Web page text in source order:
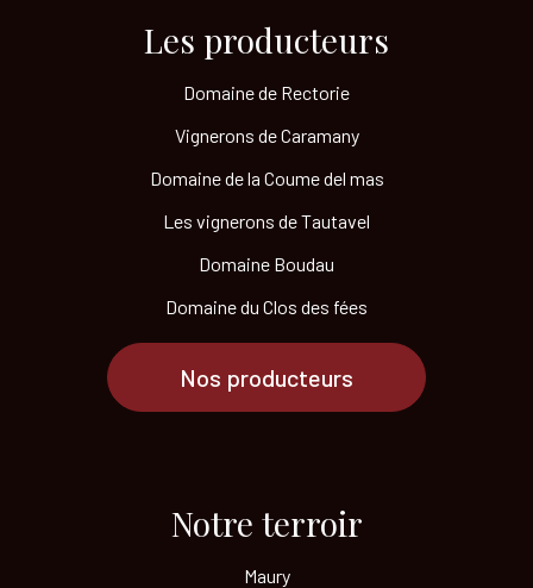
Les producteurs​
Domaine de Rectorie
Vignerons de Caramany
Domaine de la Coume del mas
Les vignerons de Tautavel
Domaine Boudau
Domaine du Clos des fées
Nos producteurs
Notre terroir​
Maury